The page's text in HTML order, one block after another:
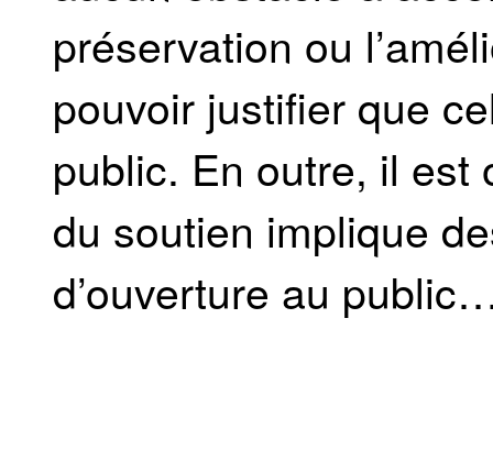
préservation ou
pouvoir justifier que
public. En outre, il est
du soutien implique
d’ouverture au